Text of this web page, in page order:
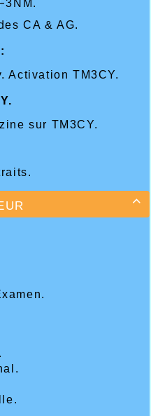
CA & AG.
Activation TM3CY.
sur TM3CY.
